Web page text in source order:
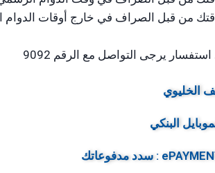
يرجى التواصل مع الرقم 9092
الخليوي
البنكي